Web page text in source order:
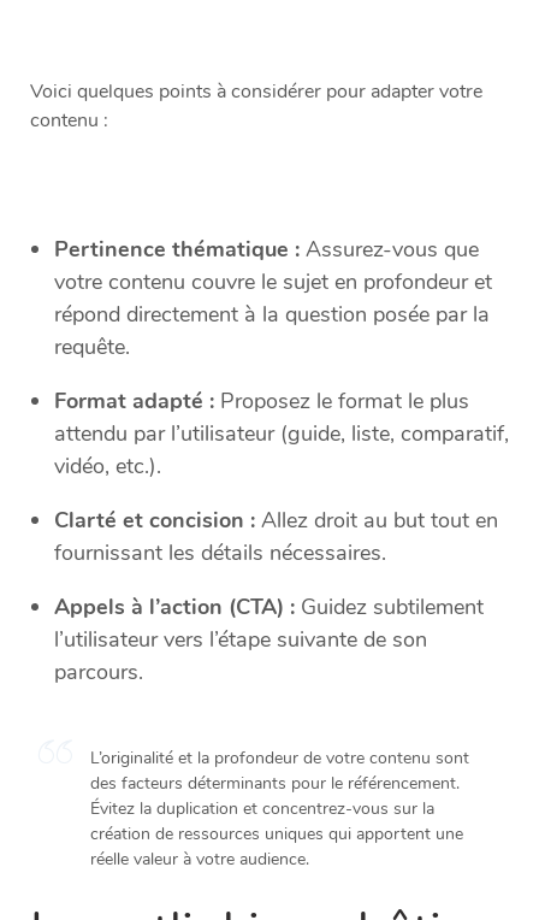
Voici quelques points à considérer pour adapter votre
contenu :
Pertinence thématique : Assurez-vous que
votre contenu couvre le sujet en profondeur et
répond directement à la question posée par la
requête.
Format adapté : Proposez le format le plus
attendu par l’utilisateur (guide, liste, comparatif,
vidéo, etc.).
Clarté et concision : Allez droit au but tout en
fournissant les détails nécessaires.
Appels à l’action (CTA) : Guidez subtilement
l’utilisateur vers l’étape suivante de son
parcours.
L’originalité et la profondeur de votre contenu sont
des facteurs déterminants pour le référencement.
Évitez la duplication et concentrez-vous sur la
création de ressources uniques qui apportent une
réelle valeur à votre audience.